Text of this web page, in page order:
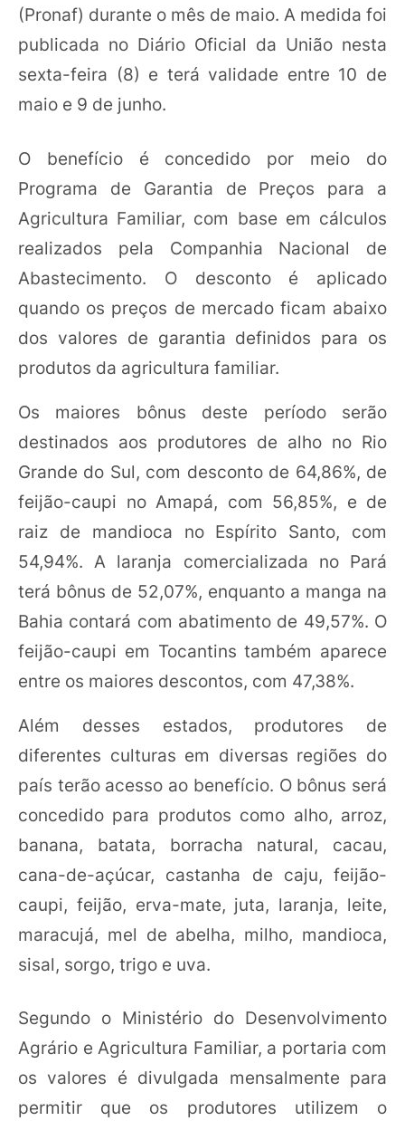
(Pronaf) durante o mês de maio. A medida foi
publicada no Diário Oficial da União nesta
sexta-feira (8) e terá validade entre 10 de
maio e 9 de junho.
O benefício é concedido por meio do
Programa de Garantia de Preços para a
Agricultura Familiar, com base em cálculos
realizados pela Companhia Nacional de
Abastecimento. O desconto é aplicado
quando os preços de mercado ficam abaixo
dos valores de garantia definidos para os
produtos da agricultura familiar.
Os maiores bônus deste período serão
destinados aos produtores de alho no Rio
Grande do Sul, com desconto de 64,86%, de
feijão-caupi no Amapá, com 56,85%, e de
raiz de mandioca no Espírito Santo, com
54,94%. A laranja comercializada no Pará
terá bônus de 52,07%, enquanto a manga na
Bahia contará com abatimento de 49,57%. O
feijão-caupi em Tocantins também aparece
entre os maiores descontos, com 47,38%.
Além desses estados, produtores de
diferentes culturas em diversas regiões do
país terão acesso ao benefício. O bônus será
concedido para produtos como alho, arroz,
banana, batata, borracha natural, cacau,
cana-de-açúcar, castanha de caju, feijão-
caupi, feijão, erva-mate, juta, laranja, leite,
maracujá, mel de abelha, milho, mandioca,
sisal, sorgo, trigo e uva.
Segundo o Ministério do Desenvolvimento
Agrário e Agricultura Familiar, a portaria com
os valores é divulgada mensalmente para
permitir que os produtores utilizem o